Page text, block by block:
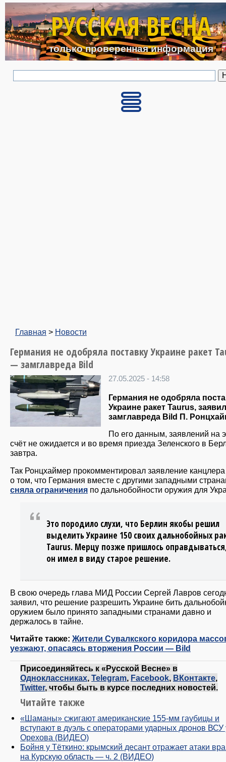
Перейти к основному
РУССКАЯ ВЕСНА
только проверенная информация
Главная > Новости
Германия не одобряла поставку Украине ракет
— замглавреда Bild
27.05.2025 - 14:58
Германия не одобряла
Украине ракет Taurus, заявил
замглавреда Bild П.
По его данным, заявлений на
счёт не ожидается и во время приезда Зеленского в
завтра.
Так Ронцхаймер прокомментировал заявление
о том, что Германия вместе с другими западными
сняла ограничения по дальнобойности оружия для
Это породило слухи, что Берлин якобы решил
выделить Украине 150 своих дальнобойных
Taurus. Мерцу позже пришлось
он имел в виду старое решение.
В свою очередь глава МИД России Сергей Лавров
заявил, что решение разрешить Украине бить
оружием было принято западными странами давно и
держалось в тайне.
Читайте также: Жители Сувалкского коридора
уезжают, опасаясь вторжения России — Bild
Присоединяйтесь к «Русской Весне» в
Одноклассниках, Telegram, Facebook, ВКонтакте,
Twitter, чтобы быть в курсе последних новостей.
Читайте также
«Шаманы» сжигают американские 155-мм гаубицы и
вступают в дуэль с операторами ударных дронов ВСУ
Орехова (ВИДЕО)
Бойня у Тёткино: крымский десант отражает атаки
на Курскую область — ч. 2 (ВИДЕО)